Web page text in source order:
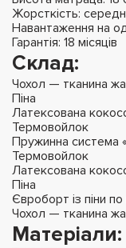
Жорсткість:
Навантаження на
Гарантія: 18 місяців
Склад:
Чохол — тканина
Піна
Латексована
Термовойлок
Пружинна система
Термовойлок
Латексована
Піна
Євроборт із піни
Чохол — тканина
Матеріали: